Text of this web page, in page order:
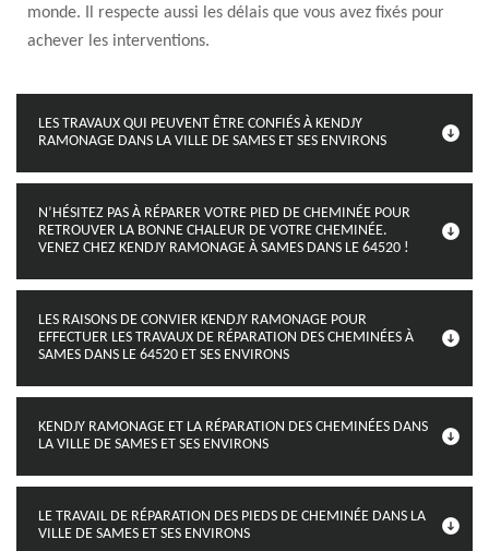
monde. Il respecte aussi les délais que vous avez fixés pour
achever les interventions.
LES TRAVAUX QUI PEUVENT ÊTRE CONFIÉS À KENDJY
RAMONAGE DANS LA VILLE DE SAMES ET SES ENVIRONS
N’HÉSITEZ PAS À RÉPARER VOTRE PIED DE CHEMINÉE POUR
RETROUVER LA BONNE CHALEUR DE VOTRE CHEMINÉE.
VENEZ CHEZ KENDJY RAMONAGE À SAMES DANS LE 64520 !
LES RAISONS DE CONVIER KENDJY RAMONAGE POUR
EFFECTUER LES TRAVAUX DE RÉPARATION DES CHEMINÉES À
SAMES DANS LE 64520 ET SES ENVIRONS
KENDJY RAMONAGE ET LA RÉPARATION DES CHEMINÉES DANS
LA VILLE DE SAMES ET SES ENVIRONS
LE TRAVAIL DE RÉPARATION DES PIEDS DE CHEMINÉE DANS LA
VILLE DE SAMES ET SES ENVIRONS